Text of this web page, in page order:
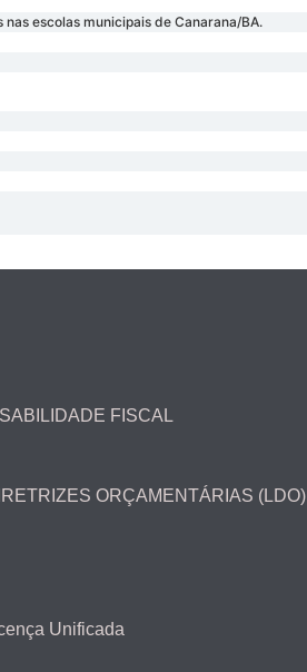
escolas municipais de Canarana/BA.
FISCAL
ORÇAMENTÁRIAS (LDO)
Unificada